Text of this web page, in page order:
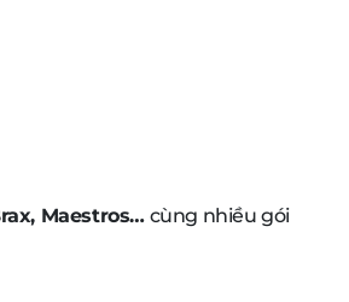
Maestros… cùng nhiều gói